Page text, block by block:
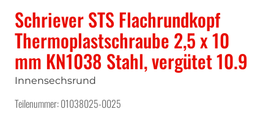
Schriever STS Flachrundkopf
Thermoplastschraube 2,5 x 10
mm KN1038 Stahl, vergütet 10.9
Innensechsrund
Teilenummer: 01038025-0025